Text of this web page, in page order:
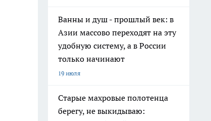
Ванны и душ - прошлый век: в
Азии массово переходят на эту
удобную систему, а в России
только начинают
19 июля
Старые махровые полотенца
берегу, не выкидываю: